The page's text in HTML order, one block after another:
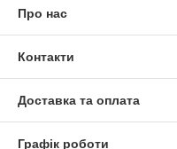
Про нас
Контакти
Доставка та оплата
Графік роботи